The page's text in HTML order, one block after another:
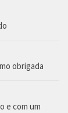
obrigada
e com um